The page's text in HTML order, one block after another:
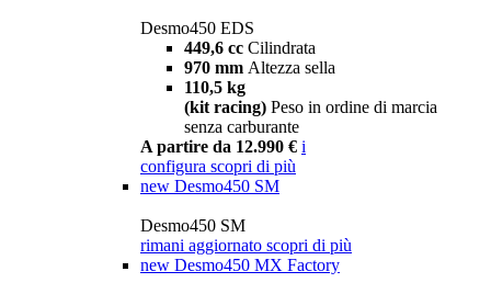
Desmo450 EDS
449,6 cc Cilindrata
970 mm Altezza sella
110,5 kg
(kit racing) Peso in ordine di marcia
senza carburante
A partire da 12.990 € i
configura scopri di più
new Desmo450 SM
Desmo450 SM
rimani aggiornato scopri di più
new Desmo450 MX Factory